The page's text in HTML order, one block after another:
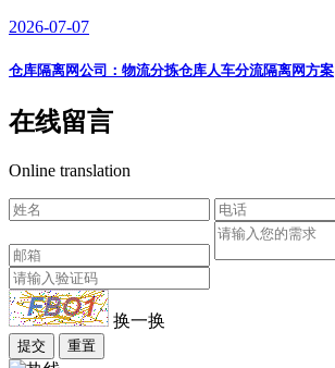
2026-07-07
仓库隔离网公司：物流分拣仓库人车分流隔离网方案
在线留言
Online translation
换一换
提交 重置